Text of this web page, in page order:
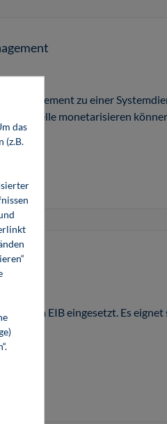
zu einer
monetarisieren
EIB eingesetzt. Es eignet
das
(z.B.